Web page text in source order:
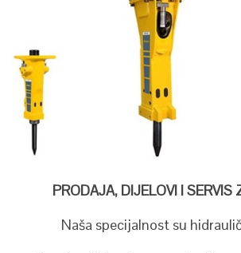
PRODAJA, DIJELOVI I SERVIS
Naša specijalnost su